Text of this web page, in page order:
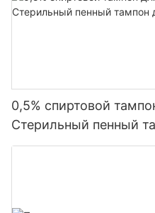
0,5% спиртовой
Стерильный пенный
кожи